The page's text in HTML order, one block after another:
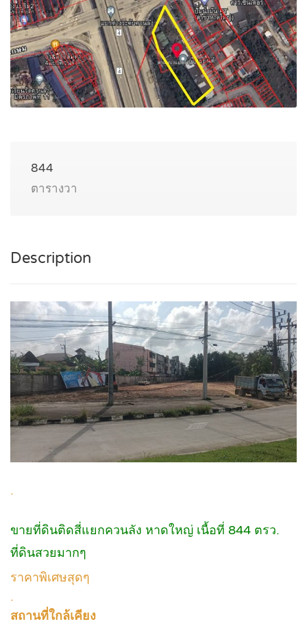
844
ตารางวา
Description
.
ขายที่ดินติดสี่แยกควนลัง หาดใหญ่ เนื้อที่ 844 ตรว.
ที่ดินสวยมากๆ
ราคาพิเศษสุดๆ
.
สถานที่ใกล้เคียง